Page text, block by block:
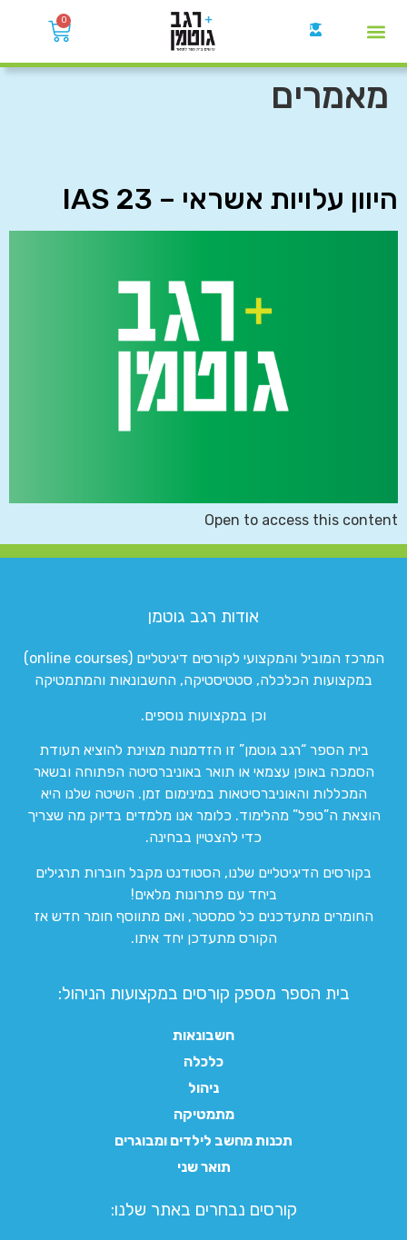
0
מאמרים
היוון עלויות אשראי – IAS 23
Open to access this content
אודות רגב גוטמן
המרכז המוביל והמקצועי לקורסים דיגיטליים (online courses)
במקצועות הכלכלה, סטטיסטיקה, החשבונאות והמתמטיקה
וכן במקצועות נוספים.
בית הספר “רגב גוטמן” זו הזדמנות מצוינת להוציא תעודת
הסמכה באופן עצמאי או תואר באוניברסיטה הפתוחה ובשאר
המכללות והאוניברסיטאות במינימום זמן. השיטה שלנו היא
הוצאת ה”טפל” מהלימוד. כלומר אנו מלמדים בדיוק מה שצריך
כדי להצטיין בבחינה.
בקורסים הדיגיטליים שלנו, הסטודנט מקבל חוברות תרגילים
ביחד עם פתרונות מלאים!
החומרים מתעדכנים כל סמסטר, ואם מתווסף חומר חדש אז
הקורס מתעדכן יחד איתו.
בית הספר מספק קורסים במקצועות הניהול:
חשבונאות
כלכלה
ניהול
מתמטיקה
תכנות מחשב לילדים ומבוגרים
תואר שני
קורסים נבחרים באתר שלנו:​